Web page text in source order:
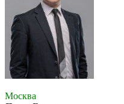
Москва